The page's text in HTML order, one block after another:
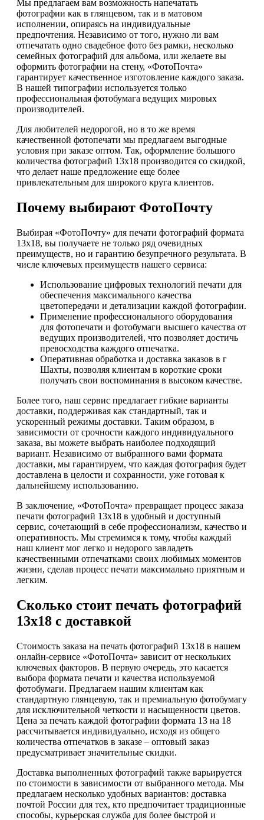
Мы предлагаем вам возможность напечатать
фотографии как в глянцевом, так и в матовом
исполнении, опираясь на индивидуальные
предпочтения. Независимо от того, нужно ли вам
отпечатать одно свадебное фото без рамки, несколько
семейных фотографий для альбома, или желаете вы
оформить фотографии на стену, «ФотоПочта»
гарантирует качественное изготовление каждого заказа.
В нашей типографии используется только
профессиональная фотобумага ведущих мировых
производителей.
Для любителей недорогой, но в то же время
качественной фотопечати мы предлагаем выгодные
условия при заказе оптом. Так, оформление большого
количества фотографий 13х18 производится со скидкой,
что делает наше предложение еще более
привлекательным для широкого круга клиентов.
Почему выбирают ФотоПочту
Выбирая «ФотоПочту» для печати фотографий формата
13х18, вы получаете не только ряд очевидных
преимуществ, но и гарантию безупречного результата. В
числе ключевых преимуществ нашего сервиса:
Использование цифровых технологий печати для
обеспечения максимального качества
цветопередачи и детализации каждой фотографии.
Применение профессионального оборудования
для фотопечати и фотобумаги высшего качества от
ведущих производителей, что позволяет достичь
превосходства каждого отпечатка.
Оперативная обработка и доставка заказов в г
Шахты, позволяя клиентам в короткие сроки
получать свои воспоминания в высоком качестве.
Более того, наш сервис предлагает гибкие варианты
доставки, поддерживая как стандартный, так и
ускоренный режимы доставки. Таким образом, в
зависимости от срочности каждого индивидуального
заказа, вы можете выбрать наиболее подходящий
вариант. Независимо от выбранного вами формата
доставки, мы гарантируем, что каждая фотография будет
доставлена в целости и сохранности, уже готовая к
дальнейшему использованию.
В заключение, «ФотоПочта» превращает процесс заказа
печати фотографий 13х18 в удобный и доступный
сервис, сочетающий в себе профессионализм, качество и
оперативность. Мы стремимся к тому, чтобы каждый
наш клиент мог легко и недорого завладеть
качественными отпечатками своих любимых моментов
жизни, сделав процесс печати максимально приятным и
легким.
Сколько стоит печать фотографий
13х18 с доставкой
Стоимость заказа на печать фотографий 13х18 в нашем
онлайн-сервисе «ФотоПочта» зависит от нескольких
ключевых факторов. В первую очередь, это касается
выбора формата печати и качества используемой
фотобумаги. Предлагаем нашим клиентам как
стандартную глянцевую, так и премиальную фотобумагу
для исключительной четкости и насыщенности цветов.
Цена за печать каждой фотографии формата 13 на 18
рассчитывается индивидуально, исходя из общего
количества отпечатков в заказе – оптовый заказ
предусматривает значительные скидки.
Доставка выполненных фотографий также варьируется
по стоимости в зависимости от выбранного метода. Мы
предлагаем несколько удобных вариантов: доставка
почтой России для тех, кто предпочитает традиционные
способы, курьерская служба для более быстрой и